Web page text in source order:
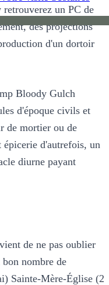
retrouverez un PC de
des projections
d'un dortoir
Bloody Gulch
d'époque civils et
de mortier ou de
épicerie d'autrefois, un
diurne payant
de ne pas oublier
nombre de
Sainte-Mère-Église (2